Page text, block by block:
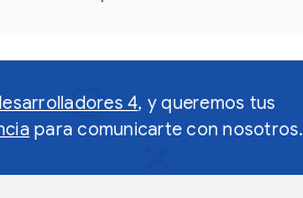
4, y queremos tus
para comunicarte con nosotros.